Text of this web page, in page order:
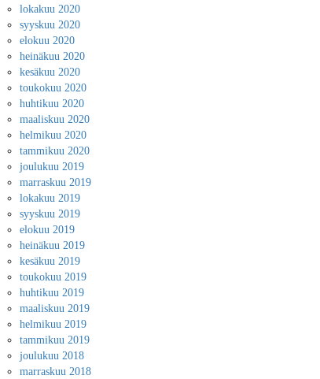
lokakuu 2020
syyskuu 2020
elokuu 2020
heinäkuu 2020
kesäkuu 2020
toukokuu 2020
huhtikuu 2020
maaliskuu 2020
helmikuu 2020
tammikuu 2020
joulukuu 2019
marraskuu 2019
lokakuu 2019
syyskuu 2019
elokuu 2019
heinäkuu 2019
kesäkuu 2019
toukokuu 2019
huhtikuu 2019
maaliskuu 2019
helmikuu 2019
tammikuu 2019
joulukuu 2018
marraskuu 2018